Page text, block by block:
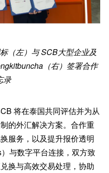
（左）与 SCB大型企业及
（右）签署合作
录
将在泰国共同评估并为从
的外汇解决方案。合作重
服务，以及提升报价透明
与数字平台连接，双方致
换与高效交易处理，协助